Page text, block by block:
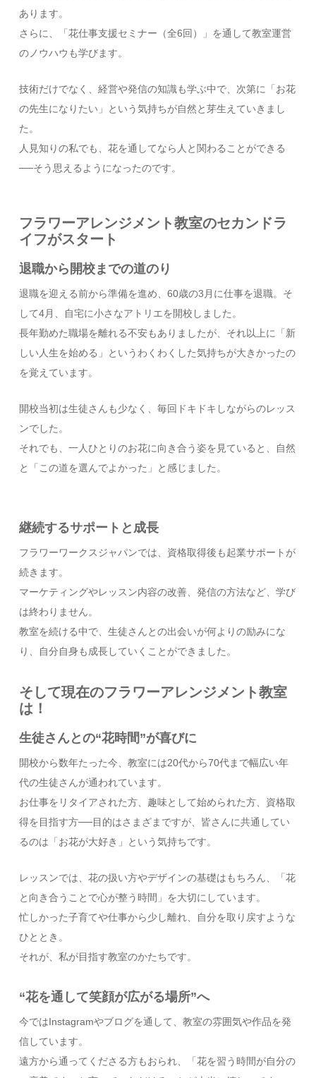
あります。
さらに、「花仕事支援セミナー（全6回）」を通して教室運営
のノウハウも学びます。
技術だけでなく、経営や発信の知識も学ぶ中で、次第に「お花
の先生になりたい」という気持ちが自然と芽生えていきまし
た。
人見知りの私でも、花を通してなら人と関わることができる
──そう思えるようになったのです。
フラワーアレンジメント教室のセカンドラ
イフがスタート
退職から開校までの道のり
退職を迎える前から準備を進め、60歳の3月に仕事を退職。そ
して4月、自宅に小さなアトリエを開校しました。
長年勤めた職場を離れる不安もありましたが、それ以上に「新
しい人生を始める」というわくわくした気持ちが大きかったの
を覚えています。
開校当初は生徒さんも少なく、毎回ドキドキしながらのレッス
ンでした。
それでも、一人ひとりのお花に向き合う姿を見ていると、自然
と「この道を選んでよかった」と感じました。
継続するサポートと成長
フラワーワークスジャパンでは、資格取得後も起業サポートが
続きます。
マーケティングやレッスン内容の改善、発信の方法など、学び
は終わりません。
教室を続ける中で、生徒さんとの出会いが何よりの励みにな
り、自分自身も成長していくことができました。
そして現在のフラワーアレンジメント教室
は！
生徒さんとの“花時間”が喜びに
開校から数年たった今、教室には20代から70代まで幅広い年
代の生徒さんが通われています。
お仕事をリタイアされた方、趣味として始められた方、資格取
得を目指す方──目的はさまざまですが、皆さんに共通してい
るのは「お花が大好き」という気持ちです。
レッスンでは、花の扱い方やデザインの基礎はもちろん、「花
と向き合うことで心が整う時間」を大切にしています。
忙しかった子育てや仕事から少し離れ、自分を取り戻すような
ひととき。
それが、私が目指す教室のかたちです。
“花を通して笑顔が広がる場所”へ
今ではInstagramやブログを通して、教室の雰囲気や作品を発
信しています。
遠方から通ってくださる方もおられ、「花を習う時間が自分の